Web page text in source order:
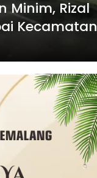
Minim, Rizal
Kecamatan